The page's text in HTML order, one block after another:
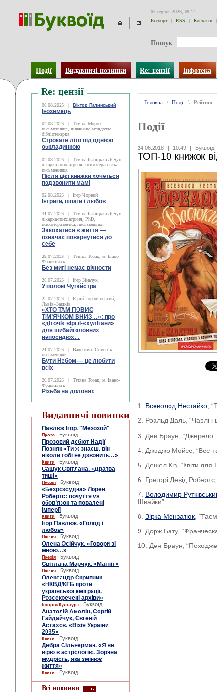
06 серпня 2026, 08:14
Експорт
| RSS | Контакти |
Пошук
Події Видавничі новинки Re: цензії Інфотека
Re: цензії
06.08.2026 | Віктор Палинський
Іноземець
04.08.2026 |
Тетяна Мороз,
письменниця, книжкова оглядачка,
бібліотекарка
Строкате літо під однією
обкладинкою
02.08.2026 |
Тетяна Іваніцька-Дячун
лікарка-психіатриня, психотерапевтка,
письменниця
Після цієї книжки хочеться
подзвонити мамі
02.08.2026 | Ігор Чорний
Інтриги, шпаги і любов
31.07.2026 |
Тетяна Іваніцька-Дячун,
лікарка-психіатриня, PhD,
психотерапевтка, письменниця
Закохатися в життя —
означає повернутися до
себе
29.07.2026 |
Тетяна Торак, м. Івано-
Франківськ
Без миті немає вічности
26.07.2026 | Ігор Зіньчук
У полоні Чугайстра
22.07.2026 |
Юрій Горблянський,
Львів–Зашків
«ХТО ТАМ ПОВИС
ТІМ’ЯЧКОМ ВНИЗ…»: про
«діточі» вірші-«хулігани»
для шибайголовних
непосидюх…
21.07.2026 |
Валентина Семеняк,
письменниця
Бути Небом ― це любити
всіх
20.07.2026 |
Тетяна Торак, м. Івано-
Франківськ
Різьба на долонях
Видавничі новинки
Павлюк Ігор. "Мезозой"
Проза | Буквоїд
Прозовий дебют Надії
Позняк «Ти ж знаєш, він
ніколи тобі не дзвонить…»
Книги | Буквоїд
Сащук Світлана. «Дратва
тиші»
Поезія | Буквоїд
«Безрозсудна» Лорен
Робертс: почуття vs
обов’язок та повалені
імперії
Книги | Буквоїд
Ігор Павлюк. «Голод і
любов»
Поезія | Буквоїд
Олена Осійчук. «Говори зі
мною…»
Поезія | Буквоїд
Світлана Марчук. «Магніт»
Поезія | Буквоїд
Олександр Скрипник.
«НКВД/КГБ проти
української еміграції.
Розсекречені архіви»
Історія/Культура | Буквоїд
Анатолій Амелін, Сергій
Гайдайчук, Євгеній
Астахов. «Візія України
2035»
Книги | Буквоїд
Дебра Сільверман. «Я не
вірю в астрологію. Зоряна
мудрість, яка змінює
життя»
Книги | Буквоїд
Всі новинки
Головна \ Події \ Рейтинг
Події
24.06.2018 | 10:49 | Буквоїд
ТОП-10 книжок
1. Всеволод Нестайко ,
2. Роальд Даль, “Чарлі
3. Ден Браун, “Джерело”
4. Джоджо Мойєс, “Все
5. Деніел Кіз, “Квіти
6. Грегорі Девід
7. Володимир
Швайки”
8. Зірка Мензатюк ,
9. Дорж Бату,
10. Ден Браун,